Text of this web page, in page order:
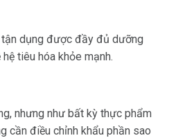
dụng được đầy đủ dưỡng
tiêu hóa khỏe mạnh.
nhưng như bất kỳ thực phẩm
cần điều chỉnh khẩu phần sao